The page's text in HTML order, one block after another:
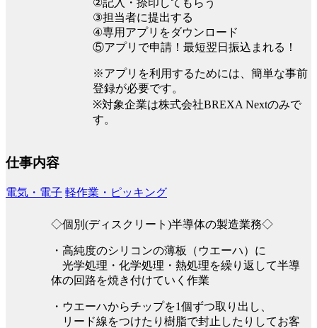
③担当者に提出する
④専用アプリをダウンロード
⑤アプリで申請！最短翌日振込まれる！
※アプリを利用するためには、簡単な事前
登録が必要です。
※対象企業は株式会社BREXA Nextのみで
す。
仕事内容
電気・電子 軽作業・ピッキング
◇個別(ディスクリート)半導体の製造業務◇
・高純度のシリコンの薄板（ウエーハ）に
光学処理・化学処理・熱処理を繰り返して半導
体の回路を焼き付けていく作業
・ウエーハからチップを1個ずつ取り出し、
リード線をつけたり樹脂で封止したりしてお客